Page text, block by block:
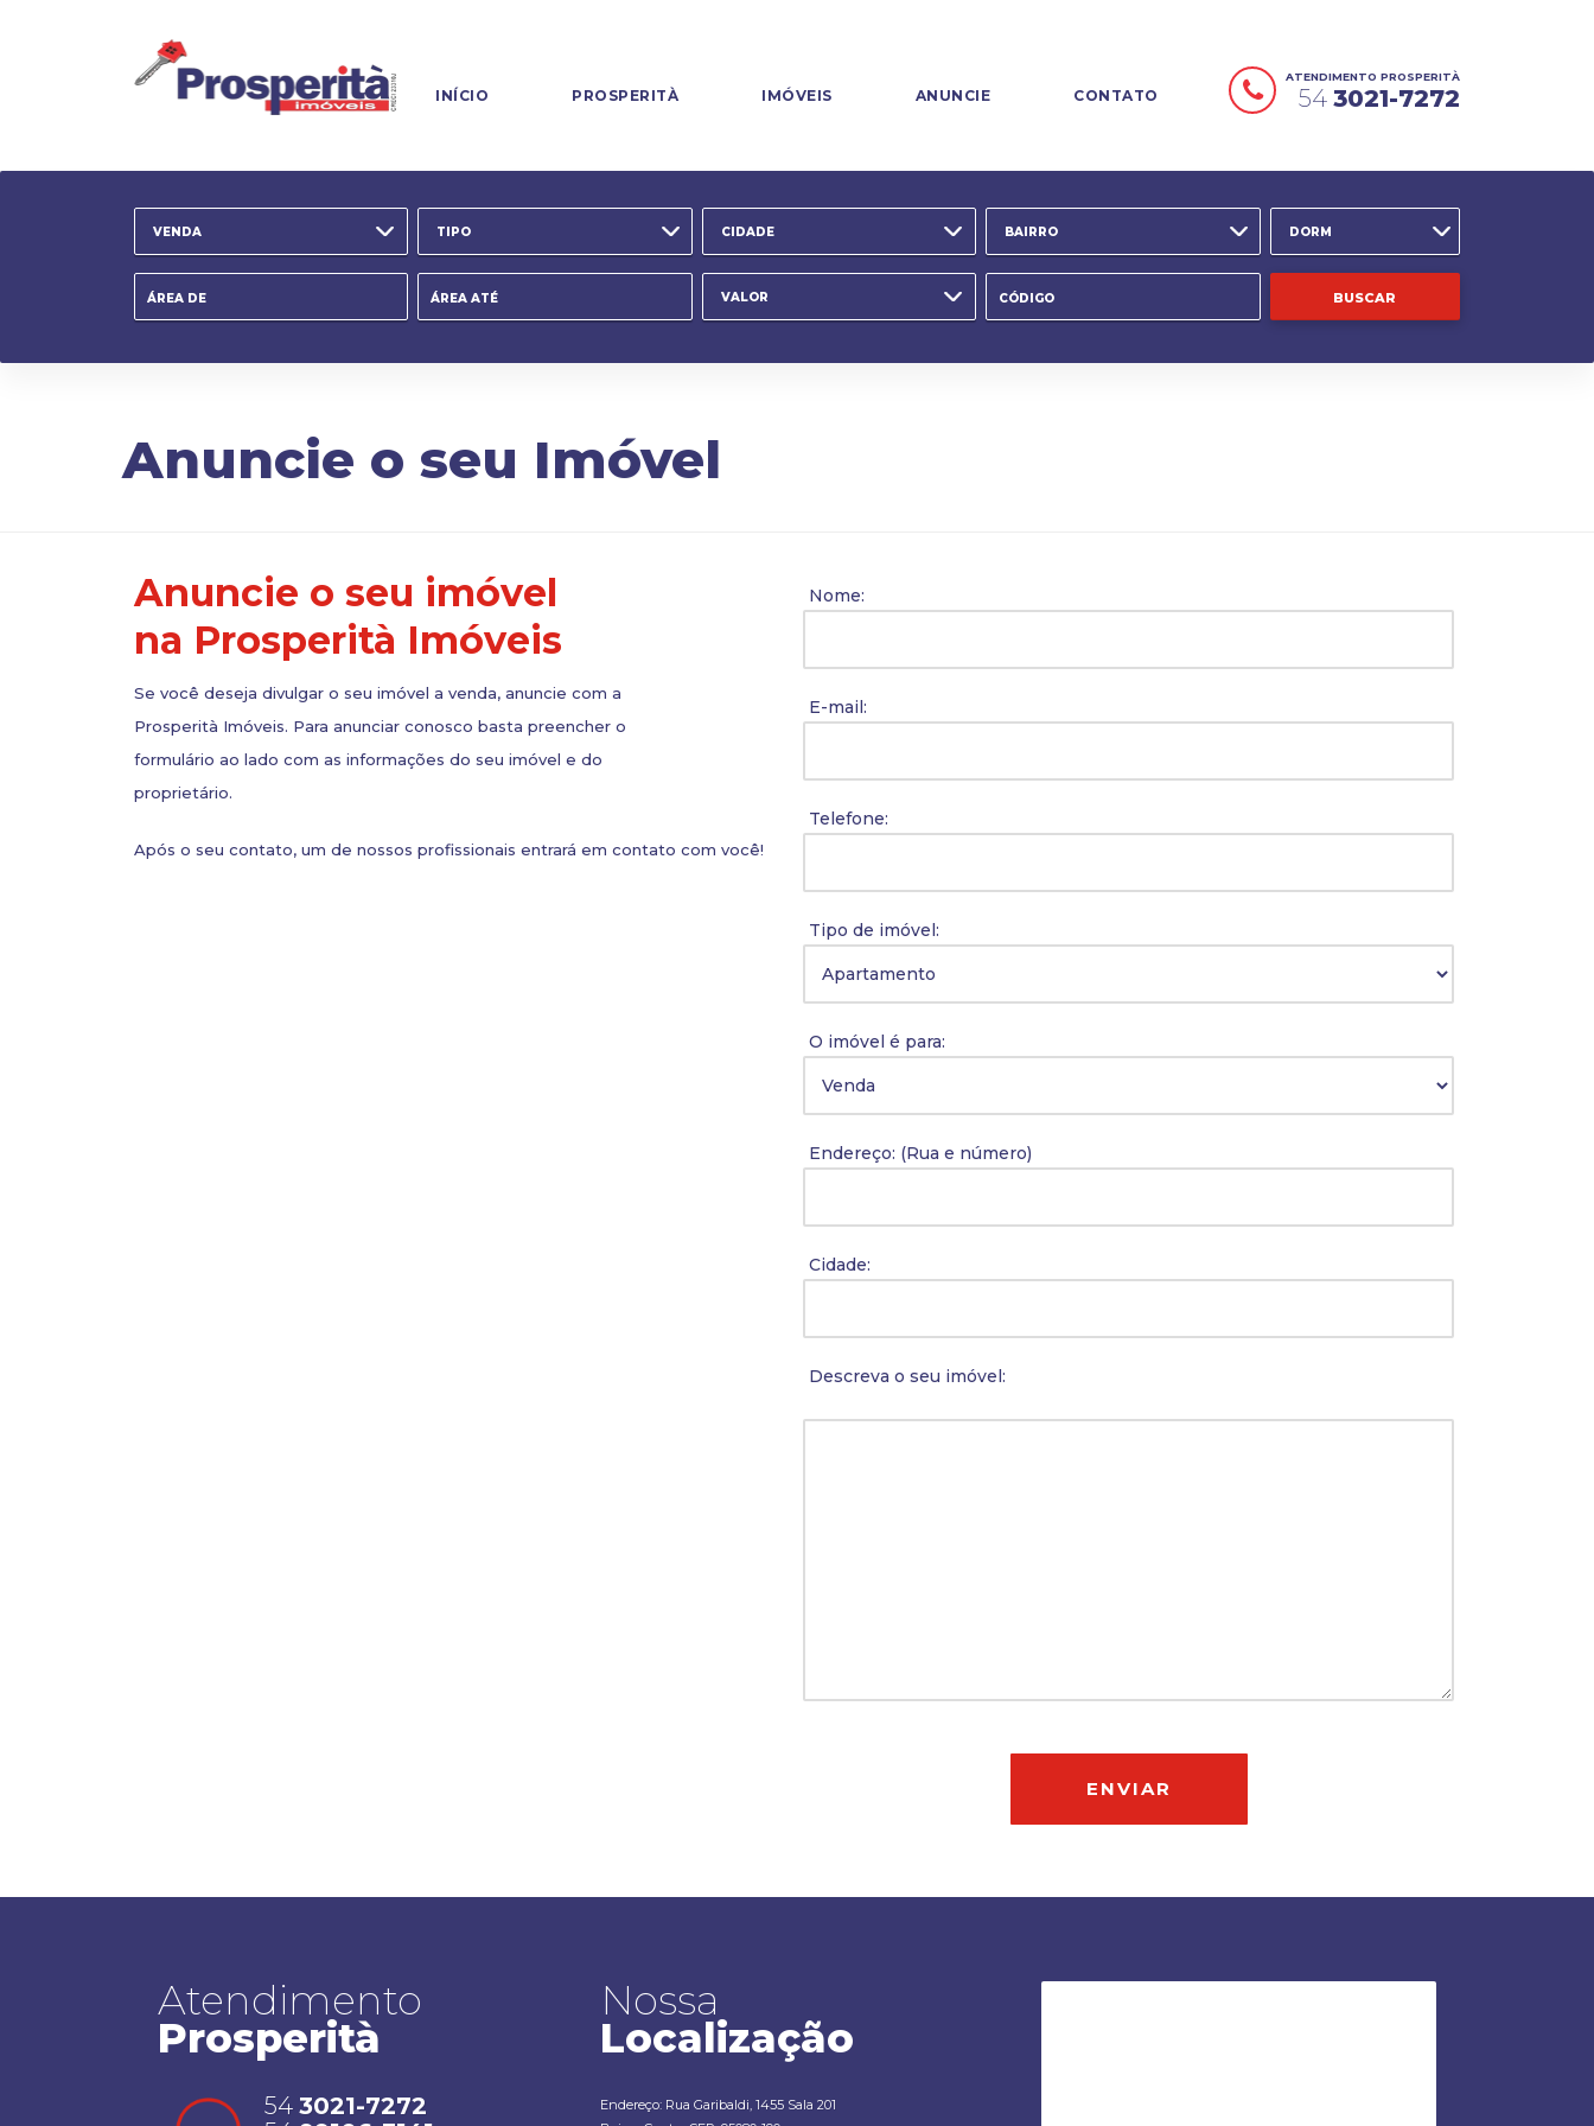
ATENDIMENTO PROSPERITÀ
54 3021-7272
INÍCIO PROSPERITÀ IMÓVEIS ANUNCIE CONTATO
VENDA TIPO CIDADE BAIRRO DORM
VALOR
Anuncie o seu Imóvel
Anuncie o seu imóvel
na Prosperità Imóveis
Se você deseja divulgar o seu imóvel a venda, anuncie com a
Prosperità Imóveis. Para anunciar conosco basta preencher o
formulário ao lado com as informações do seu imóvel e do
proprietário.
Após o seu contato, um de nossos profissionais entrará em contato com você!
Nome:
E-mail:
Telefone:
Tipo de imóvel:
O imóvel é para:
Endereço: (Rua e número)
Cidade:
Descreva o seu imóvel:
Atendimento
Prosperità
54 3021-7272
Nossa
Localização
Endereço: Rua Garibaldi, 1455 Sala 201